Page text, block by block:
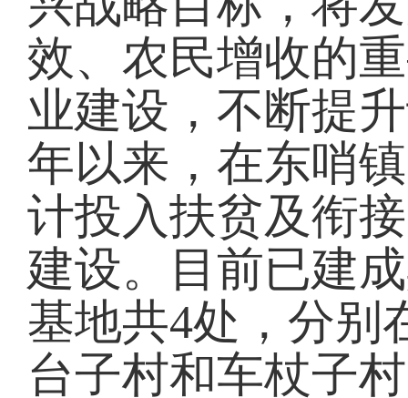
效、农民增收的
业建设，不断提
年以来，在东哨
计投入扶贫及衔
建设。目前已建
基地共4处，分别
台子村和车杖子